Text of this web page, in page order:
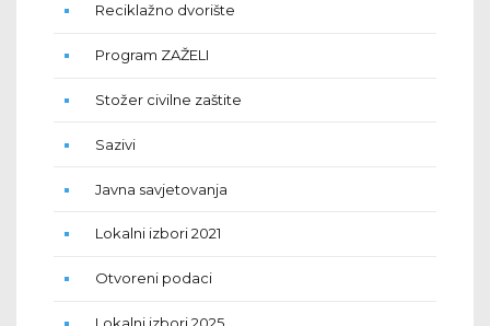
Reciklažno dvorište
Program ZAŽELI
Stožer civilne zaštite
Sazivi
Javna savjetovanja
Lokalni izbori 2021
Otvoreni podaci